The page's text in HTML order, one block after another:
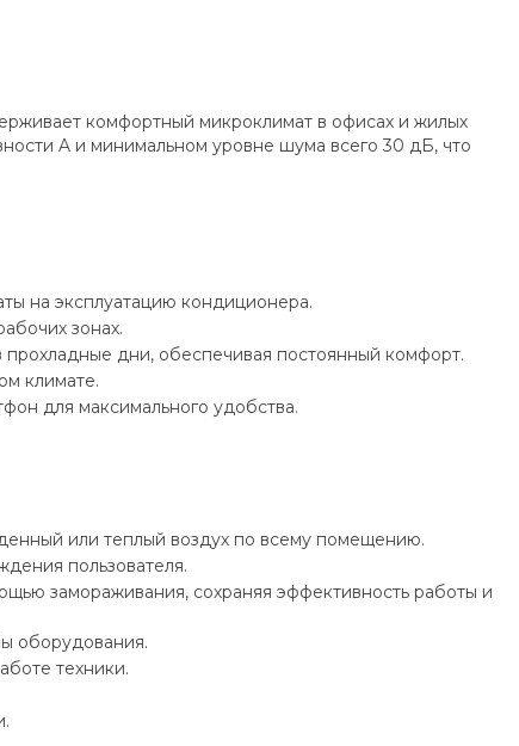
комфортный микроклимат в офисах и жилых
A и минимальном уровне шума всего 30 дБ, что
на эксплуатацию кондиционера.
зонах.
дни, обеспечивая постоянный комфорт.
климате.
для максимального удобства.
или теплый воздух по всему помещению.
пользователя.
замораживания, сохраняя эффективность работы и
оборудования.
техники.